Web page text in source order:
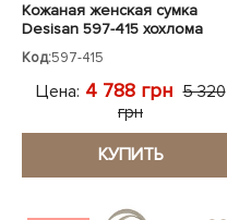
Кожаная женская сумка
Desisan 597-415 хохлома
Код:597-415
Цена: 4 788 грн 5 320
грн
КУПИТЬ